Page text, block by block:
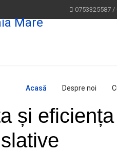
0753325587 /
Acasă Despre noi
și